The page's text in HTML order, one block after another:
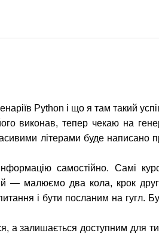
Python і що я там такий
виконав, тепер чекаю на
літерами буде написано
самостійно. Самі
— малюємо два кола, крок
і бути посланим на гугл.
а залишається доступним для